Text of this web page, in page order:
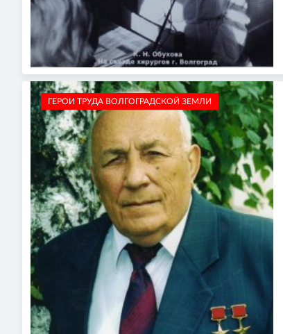
ГЕРОИ ТРУДА ВОЛГОГРАДСКОЙ ЗЕМЛИ